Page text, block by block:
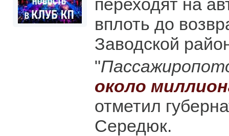
переходят на
вплоть до
Заводской
"
около
отметил
Середюк.